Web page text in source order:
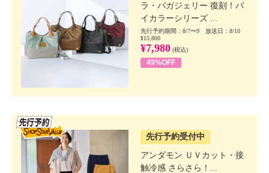
ラ・バガジェリー 復刻！バ
イカラーシリーズ ...
先行予約期間：8/7〜9 放送日：8/10
¥15,800
¥7,980 (税込)
49%OFF
先行予約受付中
アンダモン ＵＶカット・接
触冷感 さらさら！...